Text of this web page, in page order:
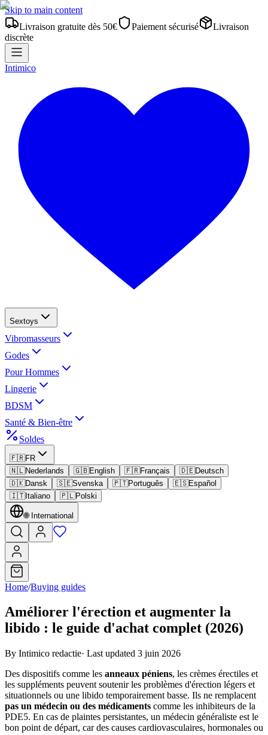
Skip to main content
Livraison gratuite dès 50€
Paiement sécurisé
Livraison
discrète
Intimico
Sextoys
Vibromasseurs
Godes
Pour Hommes
Lingerie
BDSM
Santé & Bien-être
Soldes
🇫🇷FR
🇳🇱Nederlands 🇬🇧English 🇫🇷Français 🇩🇪Deutsch
🇩🇰Dansk 🇸🇪Svenska 🇵🇹Português 🇪🇸Español
🇮🇹Italiano 🇵🇱Polski
🌐 International
Home/Buying guides
Améliorer l'érection et augmenter la
libido : le guide d'achat complet (2026)
By Intimico redactie· Last updated 3 juin 2026
Des dispositifs comme les anneaux péniens, les crèmes érectiles et
les suppléments peuvent soutenir les problèmes d'érection légers et
situationnels ou une libido temporairement basse. Ils ne remplacent
pas un médecin ou des médicaments comme les inhibiteurs de la
PDE5. En cas de plaintes persistantes, un médecin généraliste est le
bon point de départ, car des causes cardiovasculaires, hormonales ou